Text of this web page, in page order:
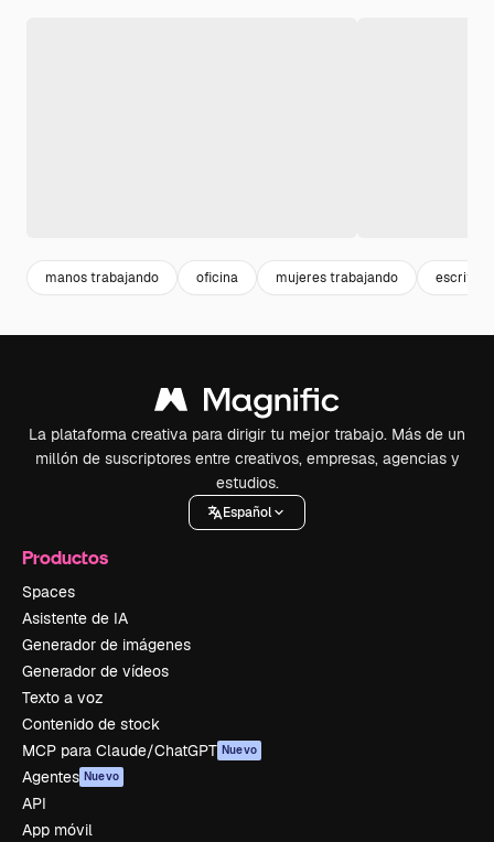
manos trabajando oficina mujeres trabajando
La plataforma creativa para dirigir tu mejor trabajo. Más de un
millón de suscriptores entre creativos, empresas, agencias y
estudios.
Español
Productos
Spaces
Asistente de IA
Generador de imágenes
Generador de vídeos
Texto a voz
Contenido de stock
MCP para Claude/ChatGPT Nuevo
Agentes Nuevo
API
App móvil